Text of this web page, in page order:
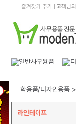
즐겨찾기 추가| 고객님
학용품/디자인용품 >
라인테이프